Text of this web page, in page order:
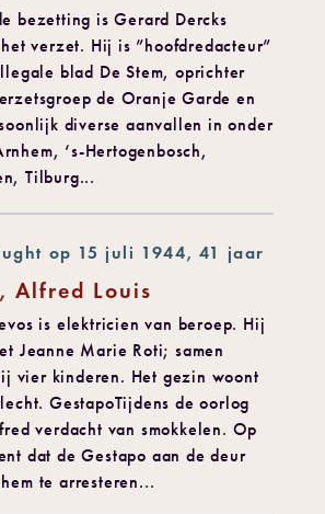
bezetting is Gerard Dercks
verzet. Hij is ”hoofdredacteur”
blad De Stem, oprichter
de Oranje Garde en
diverse aanvallen in onder
‘s-Hertogenbosch,
Tilburg...
op 15 juli 1944, 41 jaar
Alfred Louis
is elektricien van beroep. Hij
Jeanne Marie Roti; samen
vier kinderen. Het gezin woont
GestapoTijdens de oorlog
verdacht van smokkelen. Op
dat de Gestapo aan de deur
te arresteren...